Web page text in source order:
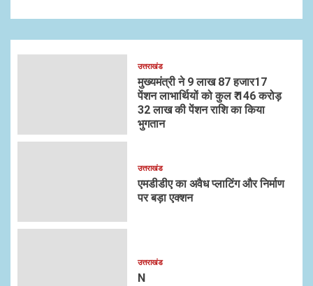
उत्तराखंड
मुख्यमंत्री ने 9 लाख 87 हजार17
पेंशन लाभार्थियों को कुल ₹ 146 करोड़
32 लाख की पेंशन राशि का किया
भुगतान
उत्तराखंड
एमडीडीए का अवैध प्लाटिंग और निर्माण
पर बड़ा एक्शन
उत्तराखंड
N